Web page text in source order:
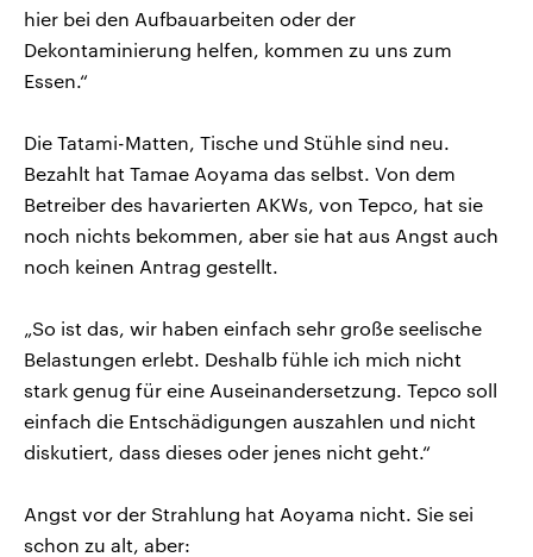
hier bei den Aufbauarbeiten oder der
Dekontaminierung helfen, kommen zu uns zum
Essen.“
Die Tatami-Matten, Tische und Stühle sind neu.
Bezahlt hat Tamae Aoyama das selbst. Von dem
Betreiber des havarierten AKWs, von Tepco, hat sie
noch nichts bekommen, aber sie hat aus Angst auch
noch keinen Antrag gestellt.
„So ist das, wir haben einfach sehr große seelische
Belastungen erlebt. Deshalb fühle ich mich nicht
stark genug für eine Auseinandersetzung. Tepco soll
einfach die Entschädigungen auszahlen und nicht
diskutiert, dass dieses oder jenes nicht geht.“
Angst vor der Strahlung hat Aoyama nicht. Sie sei
schon zu alt, aber: